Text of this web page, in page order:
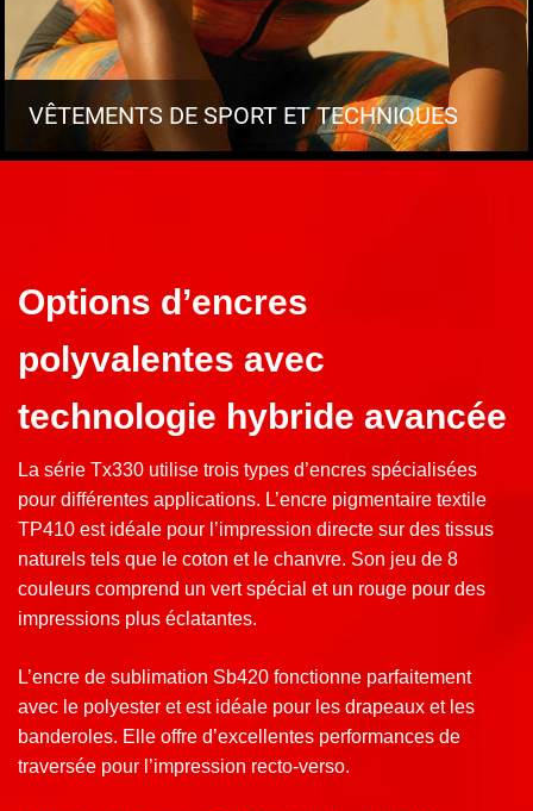
VÊTEMENTS DE SPORT ET TECHNIQUES
Options d’encres
polyvalentes avec
technologie hybride avancée
La série Tx330 utilise trois types d’encres spécialisées
pour différentes applications. L’encre pigmentaire textile
TP410 est idéale pour l’impression directe sur des tissus
naturels tels que le coton et le chanvre. Son jeu de 8
couleurs comprend un vert spécial et un rouge pour des
impressions plus éclatantes.
L’encre de sublimation Sb420 fonctionne parfaitement
avec le polyester et est idéale pour les drapeaux et les
banderoles. Elle offre d’excellentes performances de
traversée pour l’impression recto-verso.